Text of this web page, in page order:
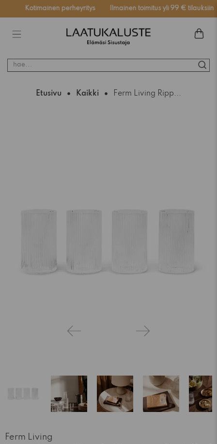
Kotimainen perheyritys Ilmainen toimitus yli 99 € tilauksiin
hae...
Etusivu Kaikki Ferm Living Ripp...
Ferm Living